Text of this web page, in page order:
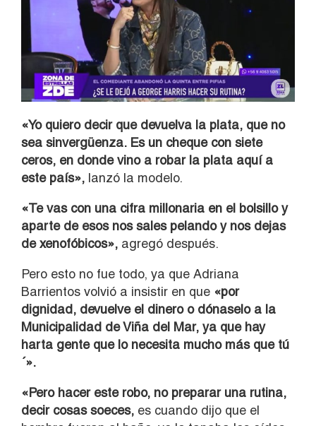
«Yo quiero decir que devuelva la plata, que no
sea sinvergüenza. Es un cheque con siete
ceros, en donde vino a robar la plata aquí a
este país», lanzó la modelo.
«Te vas con una cifra millonaria en el bolsillo y
aparte de esos nos sales pelando y nos dejas
de xenofóbicos», agregó después.
Pero esto no fue todo, ya que Adriana
Barrientos volvió a insistir en que «por
dignidad, devuelve el dinero o dónaselo a la
Municipalidad de Viña del Mar, ya que hay
harta gente que lo necesita mucho más que tú
´».
«Pero hacer este robo, no preparar una rutina,
decir cosas soeces, es cuando dijo que el